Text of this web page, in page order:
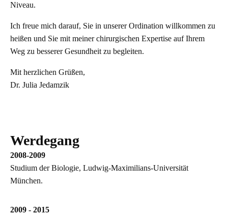
Niveau.
Ich freue mich darauf, Sie in unserer Ordination willkommen zu
heißen und Sie mit meiner chirurgischen Expertise auf Ihrem
Weg zu besserer Gesundheit zu begleiten.
Mit herzlichen Grüßen,
Dr. Julia Jedamzik
Werdegang
2008-2009
Studium der Biologie, Ludwig-Maximilians-Universität
München.
2009 - 2015